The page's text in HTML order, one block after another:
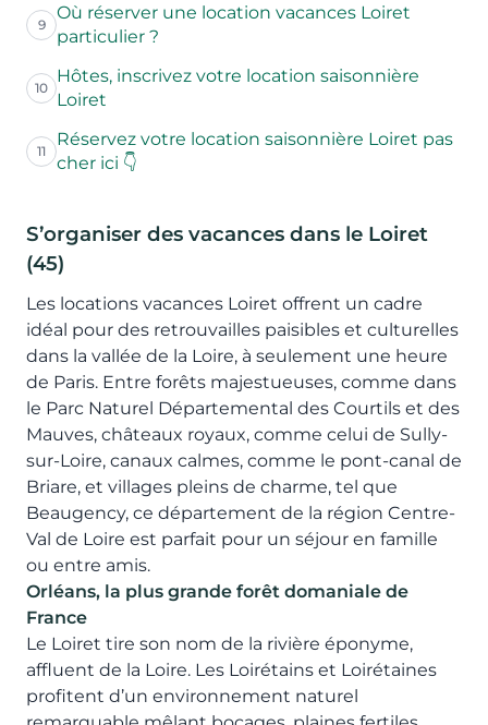
9
Où réserver une location vacances Loiret
particulier ?
10
Hôtes, inscrivez votre location saisonnière
Loiret
11
Réservez votre location saisonnière Loiret pas
cher ici 👇
S’organiser des vacances dans le Loiret
(45)
Les locations vacances Loiret offrent un cadre
idéal pour des retrouvailles paisibles et culturelles
dans la vallée de la Loire, à seulement une heure
de Paris. Entre forêts majestueuses, comme dans
le Parc Naturel Départemental des Courtils et des
Mauves, châteaux royaux, comme celui de Sully-
sur-Loire, canaux calmes, comme le pont-canal de
Briare, et villages pleins de charme, tel que
Beaugency, ce département de la région Centre-
Val de Loire est parfait pour un séjour en famille
ou entre amis.
Orléans, la plus grande forêt domaniale de
France
Le Loiret tire son nom de la rivière éponyme,
affluent de la Loire. Les Loirétains et Loirétaines
profitent d’un environnement naturel